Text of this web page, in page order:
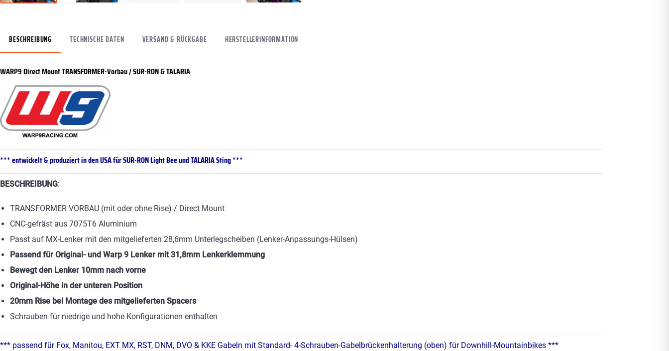
BESCHREIBUNG TECHNISCHE DATEN VERSAND & RÜCKGABE HERSTELLERINFORMATION
WARP9 Direct Mount TRANSFORMER-Vorbau / SUR-RON & TALARIA
*** entwickelt & produziert in den USA für SUR-RON Light Bee und TALARIA Sting ***
BESCHREIBUNG:
TRANSFORMER VORBAU (mit oder ohne Rise) / Direct Mount
CNC-gefräst aus 7075T6 Aluminium
Passt auf MX-Lenker mit den mitgelieferten 28,6mm Unterlegscheiben (Lenker-Anpassungs-Hülsen)
Passend für Original- und Warp 9 Lenker mit 31,8mm Lenkerklemmung
Bewegt den Lenker 10mm nach vorne
Original-Höhe in der unteren Position
20mm Rise bei Montage des mitgelieferten Spacers
Schrauben für niedrige und hohe Konfigurationen enthalten
*** passend für Fox, Manitou, EXT MX, RST, DNM, DVO & KKE Gabeln mit Standard- 4-Schrauben-Gabelbrückenhalterung (oben) für Downhill-Mountainbikes ***